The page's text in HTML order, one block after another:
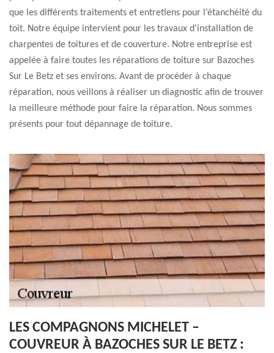
que les différents traitements et entretiens pour l’étanchéité du
toit. Notre équipe intervient pour les travaux d'installation de
charpentes de toitures et de couverture. Notre entreprise est
appelée à faire toutes les réparations de toiture sur Bazoches
Sur Le Betz et ses environs. Avant de procéder à chaque
réparation, nous veillons à réaliser un diagnostic afin de trouver
la meilleure méthode pour faire la réparation. Nous sommes
présents pour tout dépannage de toiture.
LES COMPAGNONS MICHELET –
COUVREUR À BAZOCHES SUR LE BETZ :